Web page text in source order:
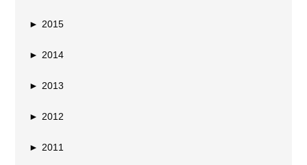
► 2015
► 2014
► 2013
► 2012
► 2011